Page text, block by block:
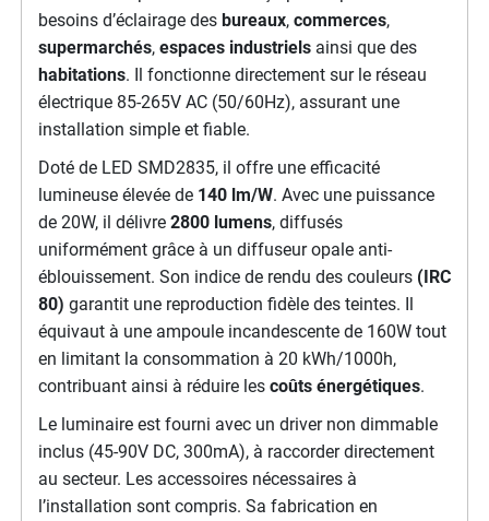
besoins d’éclairage des bureaux, commerces,
supermarchés, espaces industrielsainsi que des
habitations. Il fonctionne directement sur le réseau
électrique 85-265V AC (50/60Hz), assurant une
installation simple et fiable.
Doté de LED SMD2835, il offre une efficacité
lumineuse élevée de 140 lm/W. Avec une puissance
de 20W, il délivre 2800 lumens, diffusés
uniformément grâce à un diffuseur opale anti-
éblouissement. Son indice de rendu des couleurs (IRC
80) garantit une reproduction fidèle des teintes. Il
équivaut à une ampoule incandescente de 160W tout
en limitant la consommation à 20 kWh/1000h,
contribuant ainsi à réduire les coûts énergétiques.
Le luminaire est fourni avec un driver non dimmable
inclus (45-90V DC, 300mA), à raccorder directement
au secteur. Les accessoires nécessaires à
l’installation sont compris. Sa fabrication en